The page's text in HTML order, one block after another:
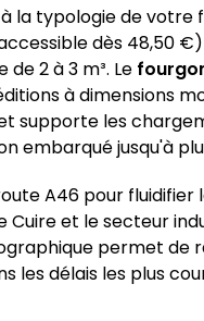
la typologie de
dès 48,50
2 à 3 m³. Le
à dimensions
supporte les
embarqué jusqu'à
A46 pour
et le secteur
permet de
les délais les plus